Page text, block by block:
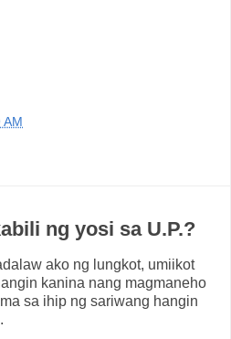
AM
ng yosi sa U.P.?
ako ng lungkot, umiikot
kanina nang magmaneho
sa ihip ng sariwang hangin